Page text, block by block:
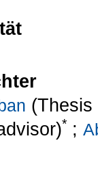
(Thesis
* ;